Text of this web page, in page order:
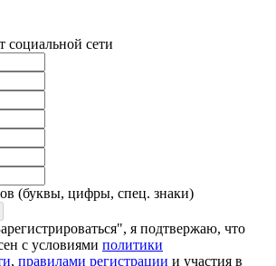
социальной сети
(буквы, цифры, спец. знаки)
я подтвержаю, что
с условиями политики
, правилами регистрации и участия в